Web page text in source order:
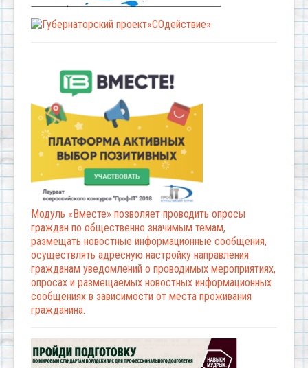
Модуль «Вместе» позволяет проводить опросы
граждан по общественно значимым темам,
размещать новостные информационные сообщения,
осуществлять адресную настройку направления
гражданам уведомлений о проводимых мероприятиях,
опросах и размещаемых новостных информационных
сообщениях в зависимости от места проживания
гражданина.